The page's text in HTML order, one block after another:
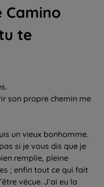
Camino
te
son propre chemin me
un vieux bonhomme.
si je vous dis que je
remplie, pleine
; enfin tout ce qui fait
vécue. J’ai eu la